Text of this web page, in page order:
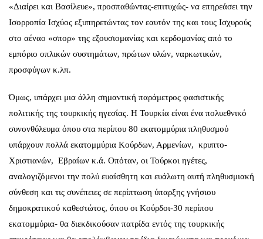
«Διαίρει και Βασίλευε», προσπαθώντας-επιτυχώς- να επηρεάσει την
Ισορροπία Ισχύος εξυπηρετώντας τον εαυτόν της και τους Ισχυρούς
στο αέναο «σπορ» της εξουσιομανίας και κερδομανίας από το
εμπόριο οπλικών συστημάτων, πρώτων υλών, ναρκωτικών,
προσφύγων κ.λπ.
Όμως, υπάρχει μια άλλη σημαντική παράμετρος φασιστικής
πολιτικής της τουρκικής ηγεσίας. Η Τουρκία είναι ένα πολυεθνικό
συνονθύλευμα όπου στα περίπου 80 εκατομμύρια πληθυσμού
υπάρχουν πολλά εκατομμύρια Κούρδων, Αρμενίων, κρυπτο-
Χριστιανών, Εβραίων κ.ά. Οπόταν, οι Τούρκοι ηγέτες,
αναλογιζόμενοι την πολύ ευαίσθητη και ευάλωτη αυτή πληθυσμιακή
σύνθεση και τις συνέπειες σε περίπτωση ύπαρξης γνήσιου
δημοκρατικού καθεστώτος, όπου οι Κούρδοι-30 περίπου
εκατομμύρια- θα διεκδικούσαν πατρίδα εντός της τουρκικής